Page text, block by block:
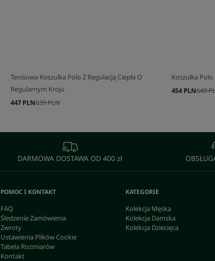
Tenisowa Koszulka Polo Z Regulacją Ciepła O
Regularnym Kroju
639 PLN
447 PLN
Koszulka Polo
649
454 PLN
DARMOWA DOSTAWA OD 400 zł
POMOC I KONTAKT
FAQ
Śledzenie Zamówienia
Zwroty
Ustawienia Plików Cookie
Tabela Rozmiarów
Kontakt
KATEGORIE
Kolekcja Męska
Kolekcja Damska
Kolekcja Dziecięca